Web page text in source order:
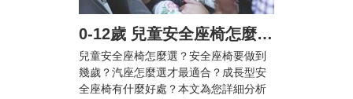
0-12歲 兒童安全座椅怎麼選? 汽車安全座椅法規懶人包，附Joie汽座挑選攻略
兒童安全座椅怎麼選？安全座椅要做到
幾歲？汽座怎麼選才最適合？成長型安
全座椅有什麼好處？本文為您詳細分析